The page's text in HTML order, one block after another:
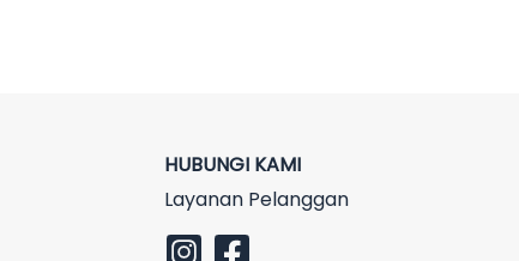
HUBUNGI KAMI
Layanan Pelanggan